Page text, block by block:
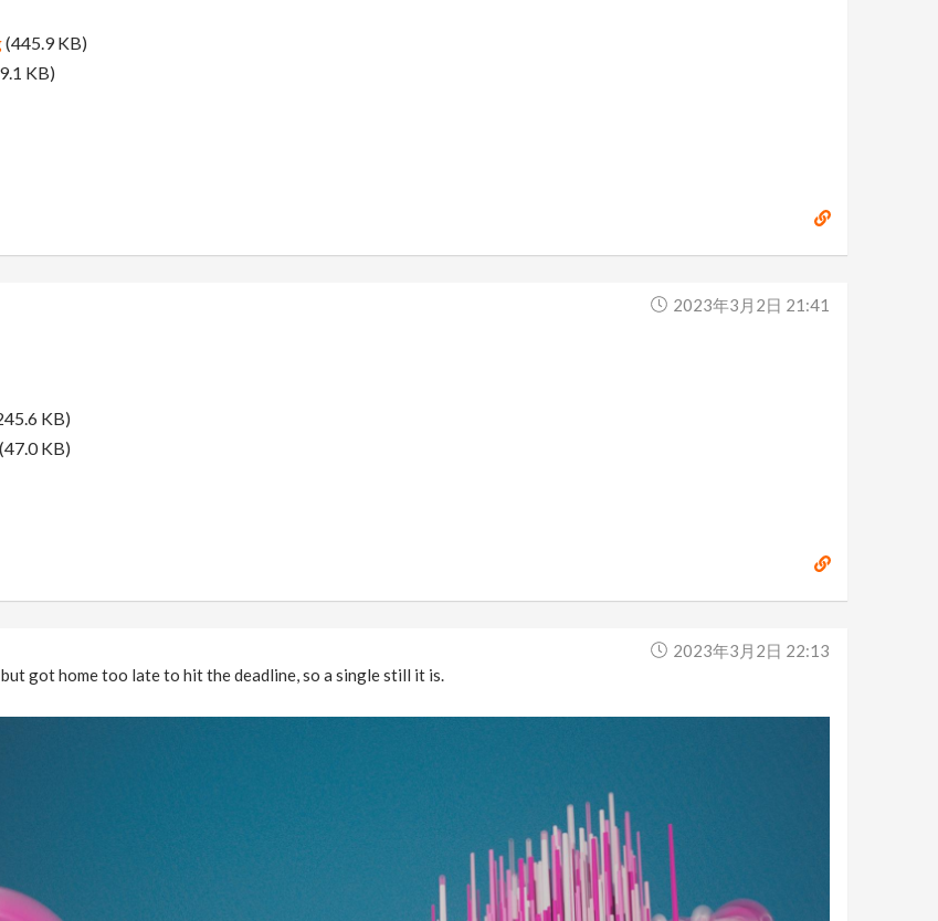
(445.9 KB)
KB)
2023年3月2日 21:41
KB)
KB)
2023年3月2日 22:13
got home too late to hit the deadline, so a single still it is.